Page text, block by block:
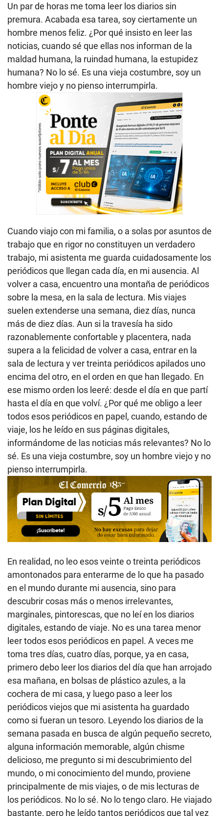
Un par de horas me toma leer los diarios sin
premura. Acabada esa tarea, soy ciertamente un
hombre menos feliz. ¿Por qué insisto en leer las
noticias, cuando sé que ellas nos informan de la
maldad humana, la ruindad humana, la estupidez
humana? No lo sé. Es una vieja costumbre, soy un
hombre viejo y no pienso interrumpirla.
Cuando viajo con mi familia, o a solas por asuntos de
trabajo que en rigor no constituyen un verdadero
trabajo, mi asistenta me guarda cuidadosamente los
periódicos que llegan cada día, en mi ausencia. Al
volver a casa, encuentro una montaña de periódicos
sobre la mesa, en la sala de lectura. Mis viajes
suelen extenderse una semana, diez días, nunca
más de diez días. Aun si la travesía ha sido
razonablemente confortable y placentera, nada
supera a la felicidad de volver a casa, entrar en la
sala de lectura y ver treinta periódicos apilados uno
encima del otro, en el orden en que han llegado. En
ese mismo orden los leeré: desde el día en que partí
hasta el día en que volví. ¿Por qué me obligo a leer
todos esos periódicos en papel, cuando, estando de
viaje, los he leído en sus páginas digitales,
informándome de las noticias más relevantes? No lo
sé. Es una vieja costumbre, soy un hombre viejo y no
pienso interrumpirla.
En realidad, no leo esos veinte o treinta periódicos
amontonados para enterarme de lo que ha pasado
en el mundo durante mi ausencia, sino para
descubrir cosas más o menos irrelevantes,
marginales, pintorescas, que no leí en los diarios
digitales, estando de viaje. No es una tarea menor
leer todos esos periódicos en papel. A veces me
toma tres días, cuatro días, porque, ya en casa,
primero debo leer los diarios del día que han arrojado
esa mañana, en bolsas de plástico azules, a la
cochera de mi casa, y luego paso a leer los
periódicos viejos que mi asistenta ha guardado
como si fueran un tesoro. Leyendo los diarios de la
semana pasada en busca de algún pequeño secreto,
alguna información memorable, algún chisme
delicioso, me pregunto si mi descubrimiento del
mundo, o mi conocimiento del mundo, proviene
principalmente de mis viajes, o de mis lecturas de
los periódicos. No lo sé. No lo tengo claro. He viajado
bastante, pero he leído tantos periódicos que tal vez